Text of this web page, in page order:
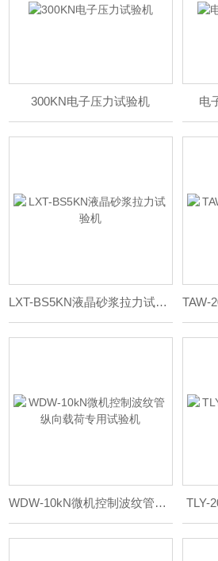
300KN电子压力试验机 电
LXT-BS5KN液晶砂浆拉力试验机
WDW-10kN微机控制波纹管纵向载荷专用试验机 TLY-